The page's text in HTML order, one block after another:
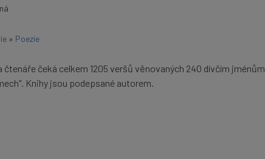
» Poezie
čtenáře čeká celkem 1205 veršů věnovaných 240 dívčím jménům
Knihy jsou podepsané autorem.